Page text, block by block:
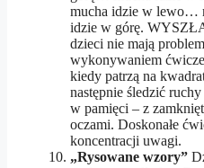
mucha idzie w lewo…
idzie w górę.
dzieci nie mają
wykonywaniem
kiedy patrzą na
następnie śledzić
w pamięci – z
oczami. Doskonałe
koncentracji uwagi.
„Rysowane wzory”